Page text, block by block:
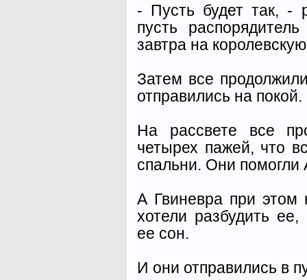
- Пусть будет так, -
пусть
завтра на
Затем все
отправились на покой.
На рассвете все
четырех пажей, что
спальни. Они помогли
А Гвиневра при этом
хотели разбудить
ее сон.
И они отправились в